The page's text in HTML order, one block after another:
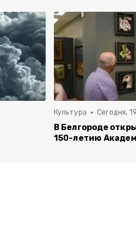
Культура Сегодня,
В Белгороде
150-летию